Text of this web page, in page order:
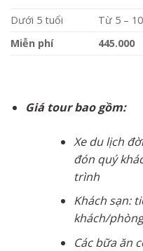
Dưới 5 tuổi Từ 5 –
Miễn phí
445.000
Giá tour bao gồm:
Xe du lịch
đón quý
trình
Khách sạn:
khách/
Các bữa ăn